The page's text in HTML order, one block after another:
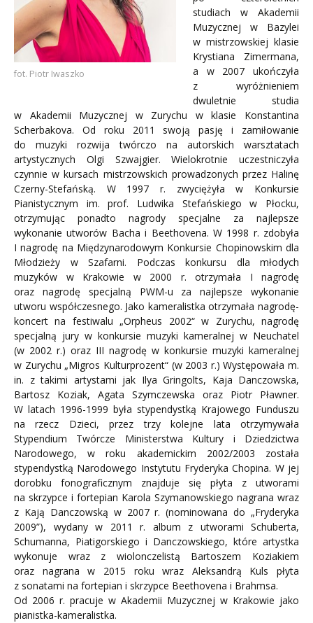
fot. Piotr Iwaszko
studiach w Akademii
Muzycznej w Bazylei
w mistrzowskiej klasie
Krystiana Zimermana,
a w 2007 ukończyła
z wyróżnieniem
dwuletnie studia
w Akademii Muzycznej w Zurychu w klasie Konstantina
Scherbakova. Od roku 2011 swoją pasję i zamiłowanie
do muzyki rozwija twórczo na autorskich warsztatach
artystycznych Olgi Szwajgier. Wielokrotnie uczestniczyła
czynnie w kursach mistrzowskich prowadzonych przez Halinę
Czerny-Stefańską. W 1997 r. zwyciężyła w Konkursie
Pianistycznym im. prof. Ludwika Stefańskiego w Płocku,
otrzymując ponadto nagrody specjalne za najlepsze
wykonanie utworów Bacha i Beethovena. W 1998 r. zdobyła
I nagrodę na Międzynarodowym Konkursie Chopinowskim dla
Młodzieży w Szafarni. Podczas konkursu dla młodych
muzyków w Krakowie w 2000 r. otrzymała I nagrodę
oraz nagrodę specjalną PWM-u za najlepsze wykonanie
utworu współczesnego. Jako kameralistka otrzymała nagrodę-
koncert na festiwalu „Orpheus 2002“ w Zurychu, nagrodę
specjalną jury w konkursie muzyki kameralnej w Neuchatel
(w 2002 r.) oraz III nagrodę w konkursie muzyki kameralnej
w Zurychu „Migros Kulturprozent“ (w 2003 r.) Występowała m.
in. z takimi artystami jak Ilya Gringolts, Kaja Danczowska,
Bartosz Koziak, Agata Szymczewska oraz Piotr Pławner.
W latach 1996-1999 była stypendystką Krajowego Funduszu
na rzecz Dzieci, przez trzy kolejne lata otrzymywała
Stypendium Twórcze Ministerstwa Kultury i Dziedzictwa
Narodowego, w roku akademickim 2002/2003 została
stypendystką Narodowego Instytutu Fryderyka Chopina. W jej
dorobku fonograficznym znajduje się płyta z utworami
na skrzypce i fortepian Karola Szymanowskiego nagrana wraz
z Kają Danczowską w 2007 r. (nominowana do „Fryderyka
2009”), wydany w 2011 r. album z utworami Schuberta,
Schumanna, Piatigorskiego i Danczowskiego, które artystka
wykonuje wraz z wiolonczelistą Bartoszem Koziakiem
oraz nagrana w 2015 roku wraz Aleksandrą Kuls płyta
z sonatami na fortepian i skrzypce Beethovena i Brahmsa.
Od 2006 r. pracuje w Akademii Muzycznej w Krakowie jako
pianistka-kameralistka.